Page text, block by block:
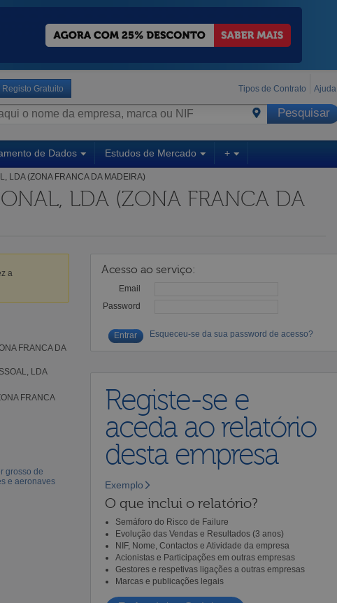
Registo Gratuito Tipos de Contrato Ajuda
de Dados Estudos de Mercado +
LDA (ZONA FRANCA DA MADEIRA)
LDA (ZONA FRANCA DA
a
FRANCA DA
LDA
FRANCA
grosso de
e aeronaves
Acesso ao serviço:
Email
Password
Esqueceu-se da sua password de acesso?
Registe-se e
aceda ao relatório
desta empresa
Exemplo
O que inclui o relatório?
Semáforo do Risco de Failure
Evolução das Vendas e Resultados (3 anos)
NIF, Nome, Contactos e Atividade da empresa
Acionistas e Participações em outras empresas
Gestores e respetivas ligações a outras empresas
Marcas e publicações legais